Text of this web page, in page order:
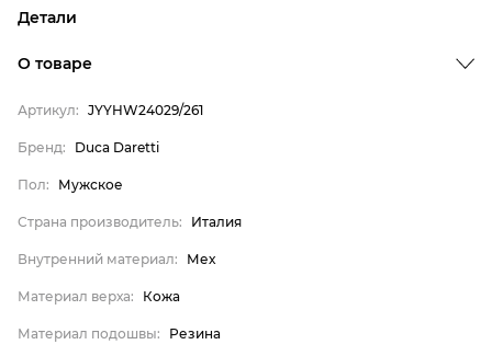
Детали
Бренд
Пол
Страна производитель
Внутренний материал
Duca Daretti
О товаре
Артикул: JYYHW24029/261
Бренд: Duca Daretti
Пол: Мужское
Страна производитель: Италия
Внутренний материал: Мех
Материал верха: Кожа
Материал подошвы: Резина